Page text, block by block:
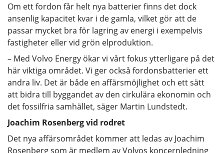
Om ett fordon får helt nya batterier finns det dock
ansenlig kapacitet kvar i de gamla, vilket gör att de
passar mycket bra för lagring av energi i exempelvis
fastigheter eller vid grön elproduktion.
– Med Volvo Energy ökar vi vårt fokus ytterligare på det
här viktiga området. Vi ger också fordonsbatterier ett
andra liv. Det är både en affärsmöjlighet och ett sätt
att bidra till byggandet av den cirkulära ekonomin och
det fossilfria samhället, säger Martin Lundstedt.
Joachim Rosenberg vid rodret
Det nya affärsområdet kommer att ledas av Joachim
Rosenberg som är medlem av Volvos koncernledning